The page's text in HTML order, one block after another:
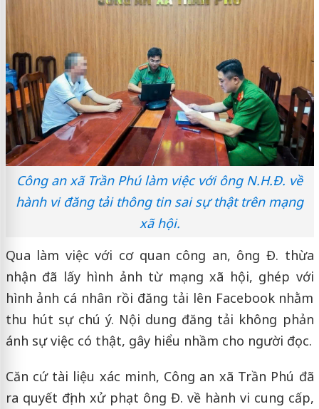
Công an xã Trần Phú làm việc với ông N.H.Đ. về
hành vi đăng tải thông tin sai sự thật trên mạng
xã hội.
Qua làm việc với cơ quan công an, ông Đ. thừa
nhận đã lấy hình ảnh từ mạng xã hội, ghép với
hình ảnh cá nhân rồi đăng tải lên Facebook nhằm
thu hút sự chú ý. Nội dung đăng tải không phản
ánh sự việc có thật, gây hiểu nhầm cho người đọc.
Căn cứ tài liệu xác minh, Công an xã Trần Phú đã
ra quyết định xử phạt ông Đ. về hành vi cung cấp,